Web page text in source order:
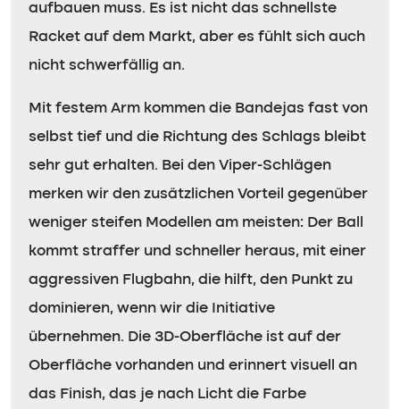
aufbauen muss. Es ist nicht das schnellste
Racket auf dem Markt, aber es fühlt sich auch
nicht schwerfällig an.
Mit festem Arm kommen die Bandejas fast von
selbst tief und die Richtung des Schlags bleibt
sehr gut erhalten. Bei den Viper-Schlägen
merken wir den zusätzlichen Vorteil gegenüber
weniger steifen Modellen am meisten: Der Ball
kommt straffer und schneller heraus, mit einer
aggressiven Flugbahn, die hilft, den Punkt zu
dominieren, wenn wir die Initiative
übernehmen. Die 3D-Oberfläche ist auf der
Oberfläche vorhanden und erinnert visuell an
das Finish, das je nach Licht die Farbe